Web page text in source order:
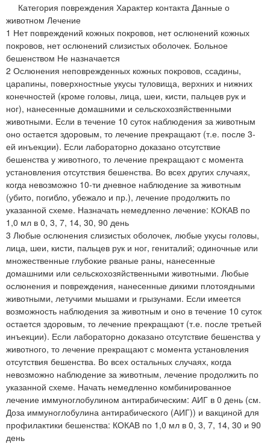
Категория повреждения Характер контакта Данные о
животном Лечение
1 Нет повреждений кожных покровов, нет ослюнений кожных
покровов, нет ослюнений слизистых оболочек. Больное
бешенством Не назначается
2 Ослюнения неповрежденных кожных покровов, ссадины,
царапины, поверхностные укусы туловища, верхних и нижних
конечностей (кроме головы, лица, шеи, кисти, пальцев рук и
ног), нанесенные домашними и сельскохозяйственными
животными. Если в течение 10 суток наблюдения за животным
оно остается здоровым, то лечение прекращают (т.е. после 3-
ей инъекции). Если лабораторно доказано отсутствие
бешенства у животного, то лечение прекращают с момента
установления отсутствия бешенства. Во всех других случаях,
когда невозможно 10-ти дневное наблюдение за животным
(убито, погибло, убежало и пр.), лечение продолжить по
указанной схеме. Назначать немедленно лечение: КОКАВ по
1,0 мл в 0, 3, 7, 14, 30, 90 день
3 Любые ослюнения слизистых оболочек, любые укусы головы,
лица, шеи, кисти, пальцев рук и ног, гениталий; одиночные или
множественные глубокие рваные раны, нанесенные
домашними или сельскохозяйственными животными. Любые
ослюнения и повреждения, нанесенные дикими плотоядными
животными, летучими мышами и грызунами. Если имеется
возможность наблюдения за животным и оно в течение 10 суток
остается здоровым, то лечение прекращают (т.е. после третьей
инъекции). Если лабораторно доказано отсутствие бешенства у
животного, то лечение прекращают с момента установления
отсутствия бешенства. Во всех остальных случаях, когда
невозможно наблюдение за животным, лечение продолжить по
указанной схеме. Начать немедленно комбинированное
лечение иммуноглобулином антирабическим: АИГ в 0 день (см.
Доза иммуноглобулина антирабического (АИГ)) и вакциной для
профилактики бешенства: КОКАВ по 1,0 мл в 0, 3, 7, 14, 30 и 90
день